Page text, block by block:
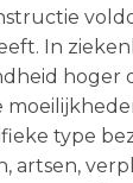
In
hoger
type
artsen,